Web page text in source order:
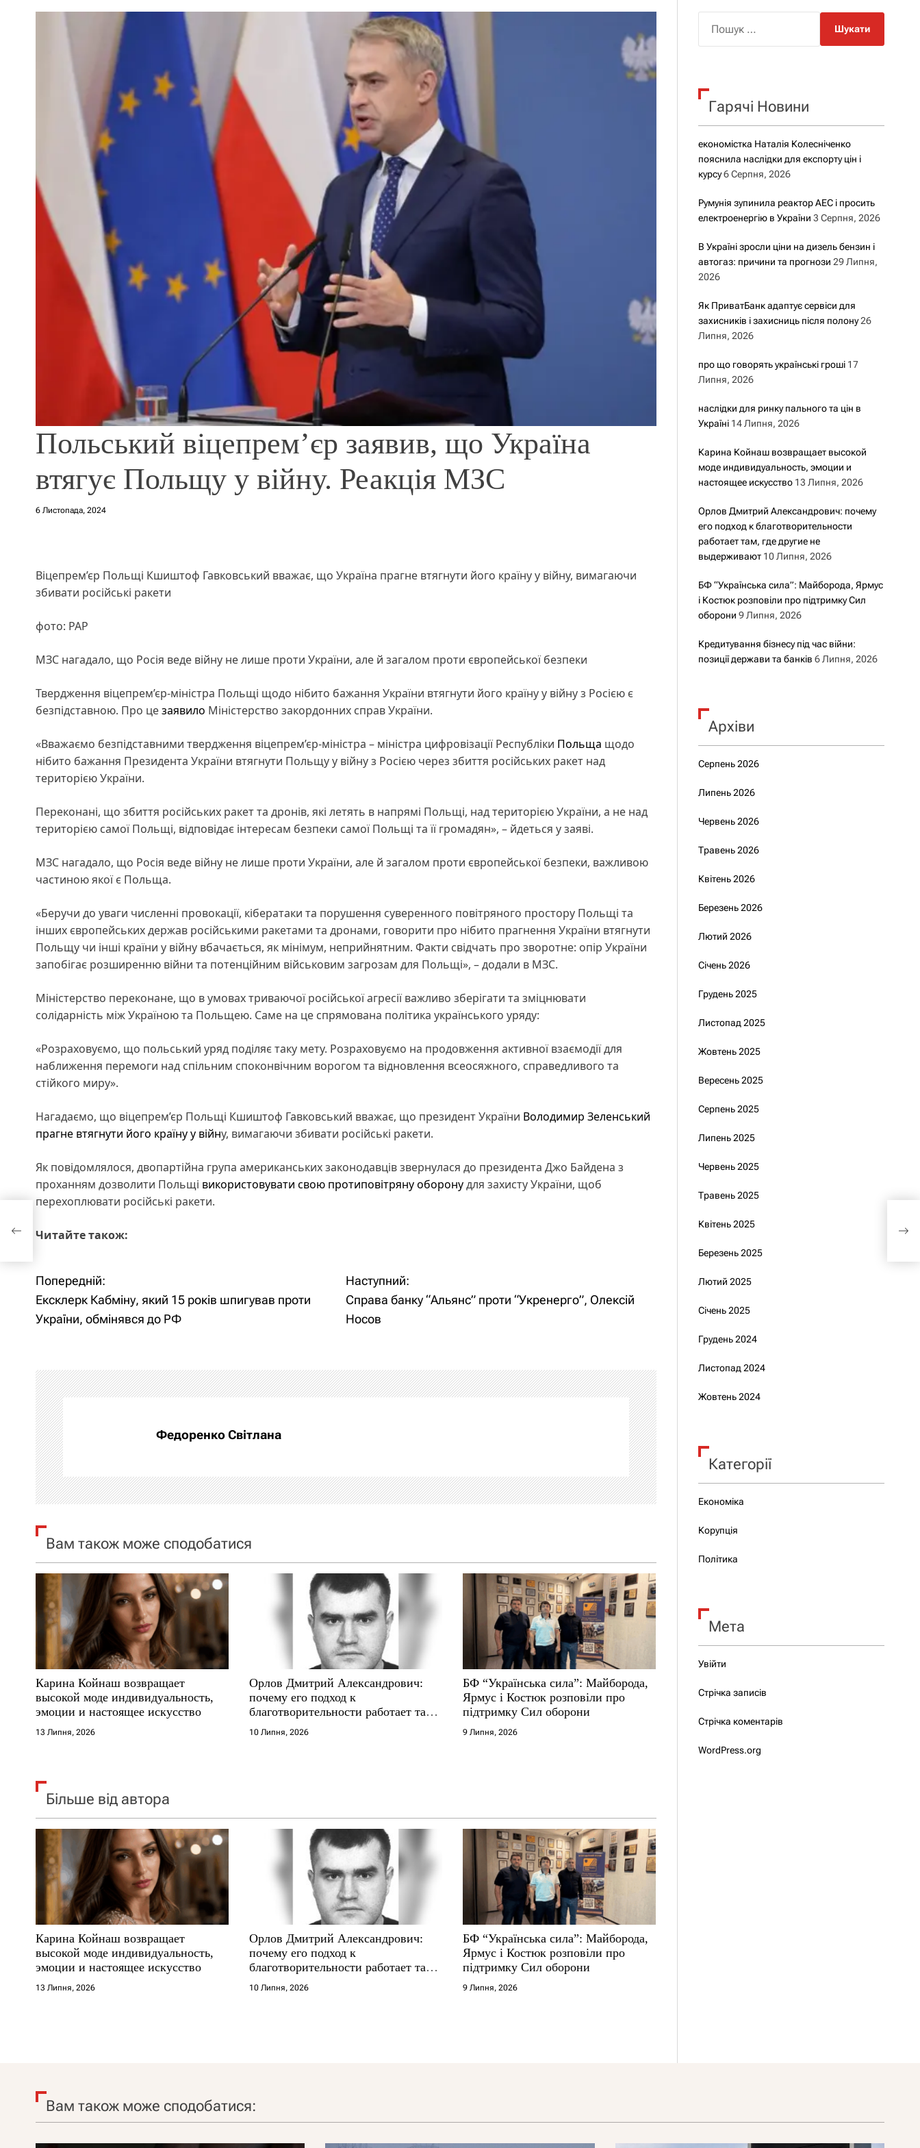
р
о
у
Польський віцепрем’єр заявив, що Україна
втягує Польщу у війну. Реакція МЗС
6 Листопада, 2024
Віцепрем’єр Польщі Кшиштоф Гавковський вважає, що Україна прагне втягнути його країну у війну, вимагаючи
збивати російські ракети
фото: РАР
МЗС нагадало, що Росія веде війну не лише проти України, але й загалом проти європейської безпеки
Твердження віцепрем’єр-міністра Польщі щодо нібито бажання України втягнути його країну у війну з Росією є
безпідставною. Про цезаявило Міністерство закордонних справ України.
«Вважаємо безпідставними твердження віцепрем’єр-міністра – міністра цифровізації Республіки Польща щодо
нібито бажання Президента України втягнути Польщу у війну з Росією через збиття російських ракет над
територією України.
Переконані, що збиття російських ракет та дронів, які летять в напрямі Польщі, над територією України, а не над
територією самої Польщі, відповідає інтересам безпеки самої Польщі та її громадян», – йдеться у заяві.
МЗС нагадало, що Росія веде війну не лише проти України, але й загалом проти європейської безпеки, важливою
частиною якої є Польща.
«Беручи до уваги численні провокації, кібератаки та порушення суверенного повітряного простору Польщі та
інших європейських держав російськими ракетами та дронами, говорити про нібито прагнення України втягнути
Польщу чи інші країни у війну вбачається, як мінімум, неприйнятним. Факти свідчать про зворотне: опір України
запобігає розширенню війни та потенційним військовим загрозам для Польщі», – додали в МЗС.
Міністерство переконане, що в умовах триваючої російської агресії важливо зберігати та зміцнювати
солідарність між Україною та Польщею. Саме на це спрямована політика українського уряду:
«Розраховуємо, що польський уряд поділяє таку мету. Розраховуємо на продовження активної взаємодії для
наближення перемоги над спільним споконвічним ворогом та відновлення всеосяжного, справедливого та
стійкого миру».
Нагадаємо, що віцепрем’єр Польщі Кшиштоф Гавковський вважає, що президент України Володимир Зеленський
прагне втягнути його країну у війну, вимагаючи збивати російські ракети.
Як повідомлялося, двопартійна група американських законодавців звернулася до президента Джо Байдена з
проханням дозволити Польщі використовувати свою протиповітряну оборонудля захисту України, щоб
перехоплювати російські ракети.
Читайте також:
Н
а
і
г
а
ц
і
я
а
п
и
с
і
в
Попередній:
Ексклерк Кабміну, який 15 років шпигував проти
України, обмінявся до РФ
Наступний:
Справа банку “Альянс” проти “Укренерго”, Олексій
Носов
Федоренко Світлана
Вам також може сподобатися
Карина Койнаш возвращает
высокой моде индивидуальность,
эмоции и настоящее искусство
13 Липня, 2026
Орлов Дмитрий Александрович:
почему его подход к
благотворительности работает там,
где другие не выдерживают
10 Липня, 2026
БФ “Українська сила”: Майборода,
Ярмус і Костюк розповіли про
підтримку Сил оборони
9 Липня, 2026
Більше від автора
Карина Койнаш возвращает
высокой моде индивидуальность,
эмоции и настоящее искусство
13 Липня, 2026
Орлов Дмитрий Александрович:
почему его подход к
благотворительности работает там,
где другие не выдерживают
10 Липня, 2026
БФ “Українська сила”: Майборода,
Ярмус і Костюк розповіли про
підтримку Сил оборони
9 Липня, 2026
к
Гарячі Новини
економістка Наталія Колесніченко
пояснила наслідки для експорту цін і
курсу 6 Серпня, 2026
Румунія зупинила реактор АЕС і просить
електроенергію в України 3 Серпня, 2026
В Україні зросли ціни на дизель бензин і
автогаз: причини та прогнози 29 Липня,
2026
Як ПриватБанк адаптує сервіси для
захисників і захисниць після полону 26
Липня, 2026
про що говорять українські гроші 17
Липня, 2026
наслідки для ринку пального та цін в
Україні 14 Липня, 2026
Карина Койнаш возвращает высокой
моде индивидуальность, эмоции и
настоящее искусство 13 Липня, 2026
Орлов Дмитрий Александрович: почему
его подход к благотворительности
работает там, где другие не
выдерживают 10 Липня, 2026
БФ “Українська сила”: Майборода, Ярмус
і Костюк розповіли про підтримку Сил
оборони 9 Липня, 2026
Кредитування бізнесу під час війни:
позиції держави та банків 6 Липня, 2026
Архіви
Серпень 2026
Липень 2026
Червень 2026
Травень 2026
Квітень 2026
Березень 2026
Лютий 2026
Січень 2026
Грудень 2025
Листопад 2025
Жовтень 2025
Вересень 2025
Серпень 2025
Липень 2025
Червень 2025
Травень 2025
Квітень 2025
Березень 2025
Лютий 2025
Січень 2025
Грудень 2024
Листопад 2024
Жовтень 2024
Категорії
Економіка
Корупція
Політика
Мета
Увійти
Стрічка записів
Стрічка коментарів
WordPress.org
Вам також може сподобатися: